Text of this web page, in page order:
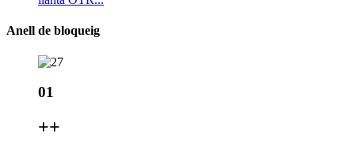
Anell de bloqueig
01
++